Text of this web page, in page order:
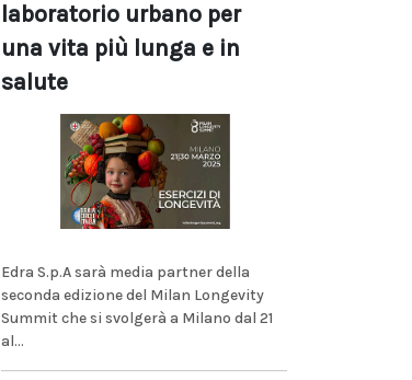
laboratorio urbano per
una vita più lunga e in
salute
Edra S.p.A sarà media partner della
seconda edizione del Milan Longevity
Summit che si svolgerà a Milano dal 21
al...